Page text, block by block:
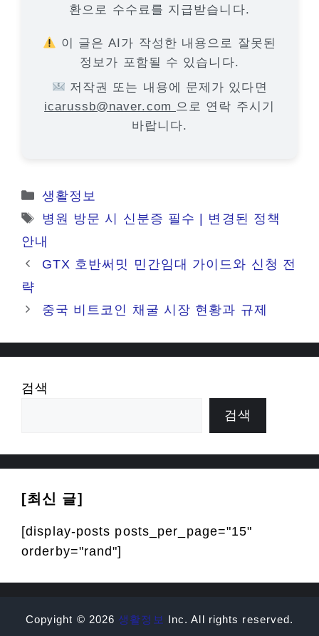
환으로 수수료를 지급받습니다.
이 글은 AI가 작성한 내용으로 잘못된
정보가 포함될 수 있습니다.
저작권 또는 내용에 문제가 있다면
icarussb@naver.com 으로 연락 주시기
바랍니다.
카
테
리
생활정보
태
그
병원 방문 시 신분증 필수 | 변경된 정책
안내
GTX 호반써밋 민간임대 가이드와 신청 전
략
중국 비트코인 채굴 시장 현황과 규제
검색
검색
[최신 글]
[display-posts posts_per_page="15"
orderby="rand"]
Copyight © 2026생활정보 Inc. All rights reserved.